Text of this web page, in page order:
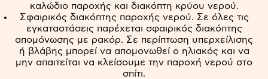
καλώδιο παροχής και διακόπτη κρύου νερού.
Σφαιρικός διακόπτης παροχής νερού. Σε όλες τις
εγκαταστάσεις παρέχεται σφαιρικός διακόπτης
απομόνωσης με ρακόρ. Σε περίπτωση υπερχείλισης
ή βλάβης μπορεί να απομονωθεί ο ηλιακός και να
μην απαιτείται να κλείσουμε την παροχή νερού στο
σπίτι.